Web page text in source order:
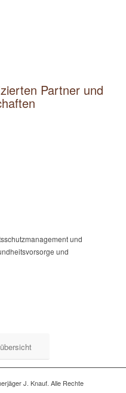
Partner und
und
und
J. Knauf. Alle Rechte